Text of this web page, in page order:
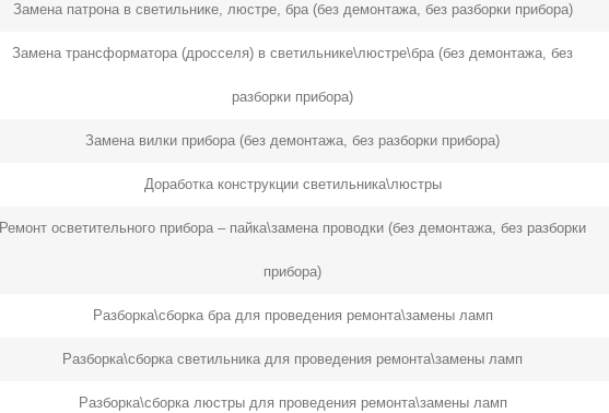
Замена патрона в светильнике, люстре, бра (без демонтажа, без разборки прибора)
Замена трансформатора (дросселя) в светильнике\люстре\бра (без демонтажа, без
разборки прибора)
Замена вилки прибора (без демонтажа, без разборки прибора)
Доработка конструкции светильника\люстры
Ремонт осветительного прибора – пайка\замена проводки (без демонтажа, без разборки
прибора)
Разборка\сборка бра для проведения ремонта\замены ламп
Разборка\сборка светильника для проведения ремонта\замены ламп
Разборка\сборка люстры для проведения ремонта\замены ламп